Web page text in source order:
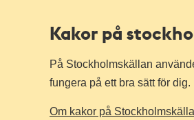
Kakor på
På Stockholmskällan
fungera på ett bra sätt för dig.
Om kakor på